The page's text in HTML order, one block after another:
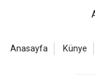
Anasayfa Künye